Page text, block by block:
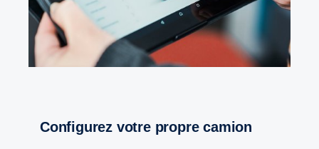
Configurez votre propre camion